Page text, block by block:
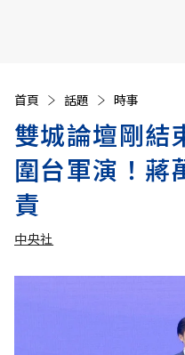
首頁 話題 時事
雙城論壇剛結
圍台軍演！蔣
責
中央社